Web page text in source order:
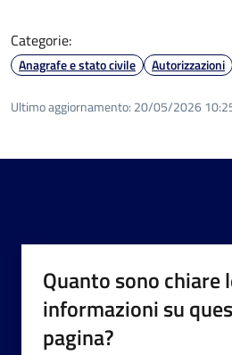
Categorie:
Anagrafe e stato civile Autorizzazioni
Ultimo aggiornamento: 20/05/2026
Quanto sono chiare
informazioni su
pagina?